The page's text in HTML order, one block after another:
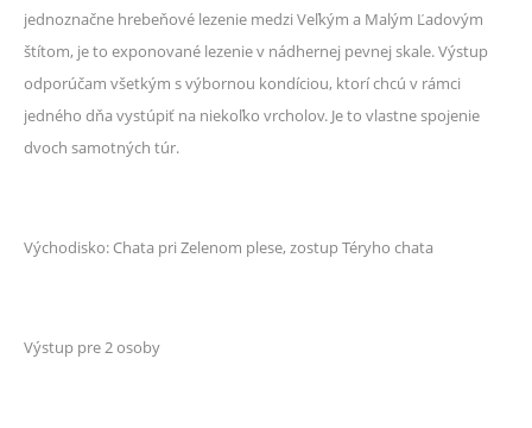
jednoznačne hrebeňové lezenie medzi Veľkým a Malým Ľadovým
štítom, je to exponované lezenie v nádhernej pevnej skale. Výstup
odporúčam všetkým s výbornou kondíciou, ktorí chcú v rámci
jedného dňa vystúpiť na niekoľko vrcholov. Je to vlastne spojenie
dvoch samotných túr.
Východisko: Chata pri Zelenom plese, zostup Téryho chata
Výstup pre 2 osoby